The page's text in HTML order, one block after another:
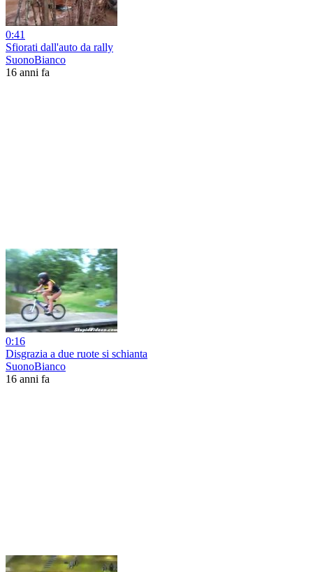
0:41
Sfiorati dall'auto da rally
SuonoBianco
16 anni fa
0:16
Disgrazia a due ruote si schianta
SuonoBianco
16 anni fa